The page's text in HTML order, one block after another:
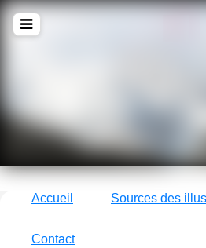
La culture avec un grand
Accueil Sources des
Contact